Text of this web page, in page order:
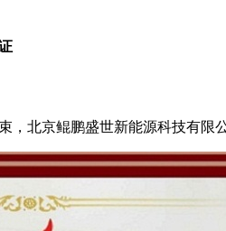
，北京鲲鹏盛世新能源科技有限